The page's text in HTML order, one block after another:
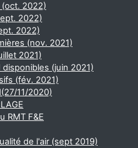
(oct. 2022)
2022)
2022)
(nov. 2021)
2021)
(juin 2021)
(fév. 2021)
11/2020)
RMT F&E
de l'air (sept 2019)